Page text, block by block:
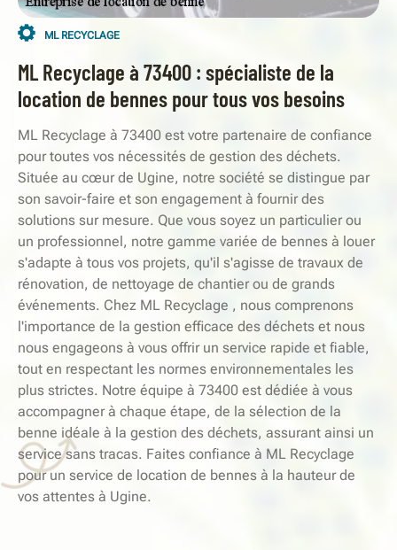
ML RECYCLAGE
ML Recyclage à 73400 : spécialiste de la
location de bennes pour tous vos besoins
ML Recyclage à 73400 est votre partenaire de confiance
pour toutes vos nécessités de gestion des déchets.
Située au cœur de Ugine, notre société se distingue par
son savoir-faire et son engagement à fournir des
solutions sur mesure. Que vous soyez un particulier ou
un professionnel, notre gamme variée de bennes à louer
s'adapte à tous vos projets, qu'il s'agisse de travaux de
rénovation, de nettoyage de chantier ou de grands
événements. Chez ML Recyclage , nous comprenons
l'importance de la gestion efficace des déchets et nous
nous engageons à vous offrir un service rapide et fiable,
tout en respectant les normes environnementales les
plus strictes. Notre équipe à 73400 est dédiée à vous
accompagner à chaque étape, de la sélection de la
benne idéale à la gestion des déchets, assurant ainsi un
service sans tracas. Faites confiance à ML Recyclage
pour un service de location de bennes à la hauteur de
vos attentes à Ugine.